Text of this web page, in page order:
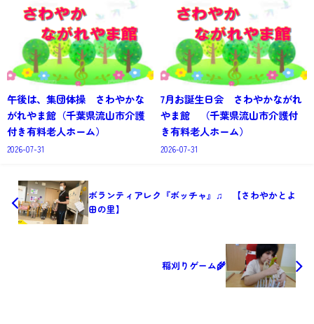
午後は、集団体操 さわやかな
がれやま館（千葉県流山市介護
付き有料老人ホーム）
2026-07-31
7月お誕生日会 さわやかながれ
やま館 （千葉県流山市介護付
き有料老人ホーム）
2026-07-31
ボランティアレク『ボッチャ』♫ 【さわやかとよ
田の里】
稲刈りゲーム🌾